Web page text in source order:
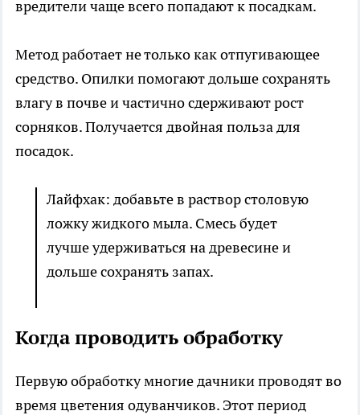
вредители чаще всего попадают к посадкам.
Метод работает не только как отпугивающее
средство. Опилки помогают дольше сохранять
влагу в почве и частично сдерживают рост
сорняков. Получается двойная польза для
посадок.
Лайфхак: добавьте в раствор столовую
ложку жидкого мыла. Смесь будет
лучше удерживаться на древесине и
дольше сохранять запах.
Когда проводить обработку
Первую обработку многие дачники проводят во
время цветения одуванчиков. Этот период